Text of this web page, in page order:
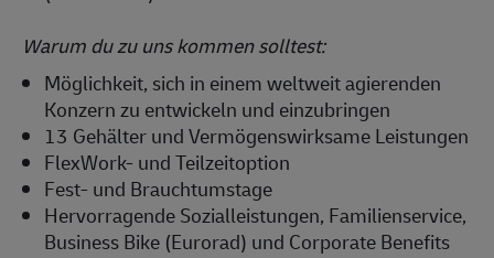
Warum du zu uns kommen solltest:
Möglichkeit, sich in einem weltweit agierenden
Konzern zu entwickeln und einzubringen
13 Gehälter und Vermögenswirksame Leistungen
FlexWork- und Teilzeitoption
Fest- und Brauchtumstage
Hervorragende Sozialleistungen, Familienservice,
Business Bike (Eurorad) und Corporate Benefits